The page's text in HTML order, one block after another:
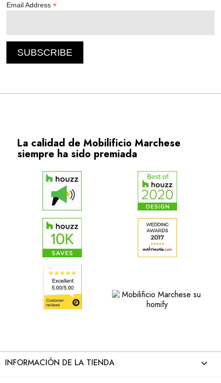
Email Address*
La calidad de Mobilificio Marchese
siempre ha sido premiada
INFORMACIÓN DE LA TIENDA keyboard_arrow_down